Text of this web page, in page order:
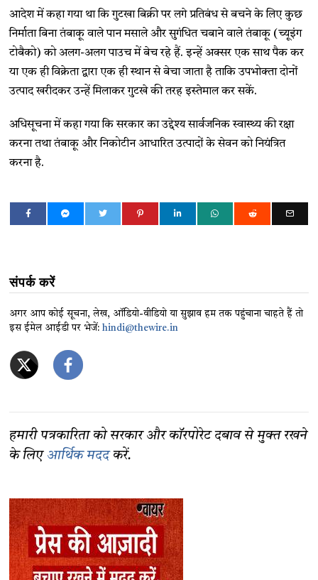
आदेश में कहा गया था कि गुटखा बिक्री पर लगे प्रतिबंध से बचने के लिए कुछ
निर्माता बिना तंबाकू वाले पान मसाले और सुगंधित चबाने वाले तंबाकू (च्यूइंग
टोबैको) को अलग-अलग पाउच में बेच रहे हैं. इन्हें अक्सर एक साथ पैक कर
या एक ही विक्रेता द्वारा एक ही स्थान से बेचा जाता है ताकि उपभोक्ता दोनों
उत्पाद खरीदकर उन्हें मिलाकर गुटखे की तरह इस्तेमाल कर सकें.
अधिसूचना में कहा गया कि सरकार का उद्देश्य सार्वजनिक स्वास्थ्य की रक्षा
करना तथा तंबाकू और निकोटीन आधारित उत्पादों के सेवन को नियंत्रित
करना है.
संपर्क करें
अगर आप कोई सूचना, लेख, ऑडियो-वीडियो या सुझाव हम तक पहुंचाना चाहते हैं तो
इस ईमेल आईडी पर भेजें:hindi@thewire.in
हमारी पत्रकारिता को सरकार और कॉरपोरेट दबाव से मुक्त रखने
के लिए आर्थिक मददकरें.